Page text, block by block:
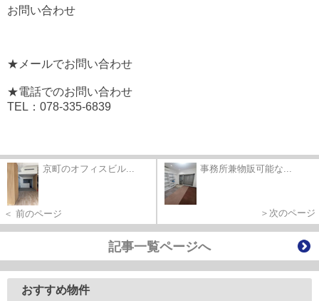
お問い合わせ
★メールでお問い合わせ
★電話でのお問い合わせ
TEL：078-335-6839
京町のオフィスビル...
＜ 前のページ
事務所兼物販可能な...
＞次のページ
記事一覧ページへ
おすすめ物件